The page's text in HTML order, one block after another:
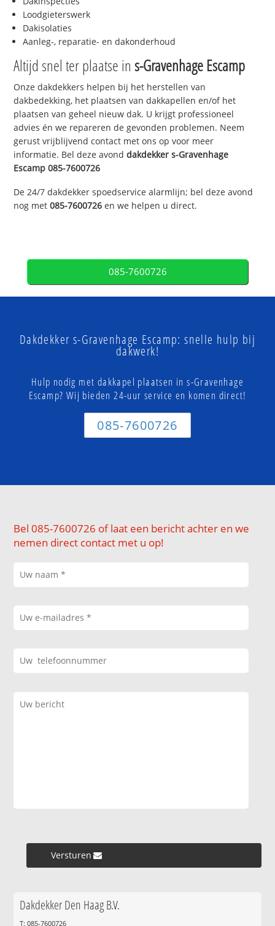
Loodgieterswerk
Dakisolaties
Aanleg-, reparatie- en dakonderhoud
Altijd snel ter plaatse in s-Gravenhage Escamp
Onze dakdekkers helpen bij het herstellen van
dakbedekking, het plaatsen van dakkapellen en/of het
plaatsen van geheel nieuw dak. U krijgt professioneel
advies én we repareren de gevonden problemen. Neem
gerust vrijblijvend contact met ons op voor meer
informatie. Bel deze avonddakdekkers-Gravenhage
Escamp 085-7600726
De 24/7 dakdekker spoedservice alarmlijn; bel deze avond
nog met085-7600726 en we helpen u direct.
085-7600726
Dakdekker s-Gravenhage Escamp: snelle hulp bij
dakwerk!
Hulp nodig met dakkapel plaatsen in s-Gravenhage
Escamp? Wij bieden 24-uur service en komen direct!
085-7600726
Bel 085-7600726 of laat een bericht achter en we
nemen direct contact met u op!
Versturen »
Dakdekker Den Haag B.V.
T: 085-7600726